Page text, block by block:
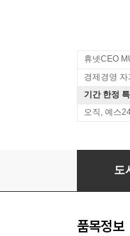
휴넷CEO
경제경영
기간 한정
오직, 예스
나는 오
도
품목정보